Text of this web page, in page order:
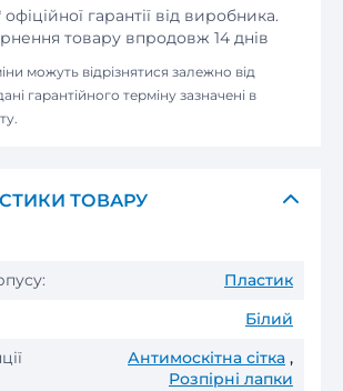
гарантії від виробника.
товару впродовж 14 днів
можуть відрізнятися залежно від
гарантійного терміну зазначені в
ТОВАРУ
Пластик
Білий
Антимоскітна сітка ,
Розпірні лапки